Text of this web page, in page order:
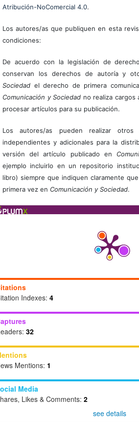
Atribución-NoComercial 4.0.
Los autores/as que publiquen en esta
condiciones:
De acuerdo con la legislación de
conservan los derechos de autoría y
Sociedadel derecho de primera
Comunicación y Sociedad no realiza
procesar artículos para su publicación.
Los autores/as pueden realizar otros
independientes y adicionales para la
versión del artículo publicado en
ejemplo incluirlo en un repositorio
libro) siempre que indiquen claramente
primera vez en Comunicación y Sociedad.
Indexes: 4
32
Mentions: 1
Media
Likes & Comments: 2
see details